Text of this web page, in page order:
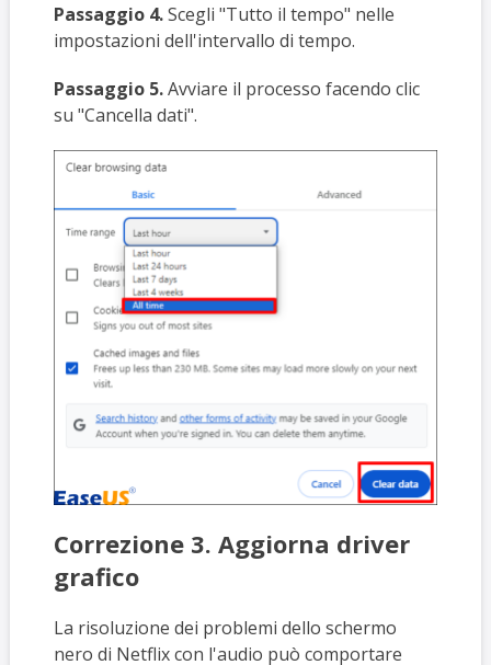
Passaggio 4.Scegli "Tutto il tempo" nelle
impostazioni dell'intervallo di tempo.
Passaggio 5.Avviare il processo facendo clic
su "Cancella dati".
Correzione 3. Aggiorna driver
grafico
La risoluzione dei problemi dello schermo
nero di Netflix con l'audio può comportare